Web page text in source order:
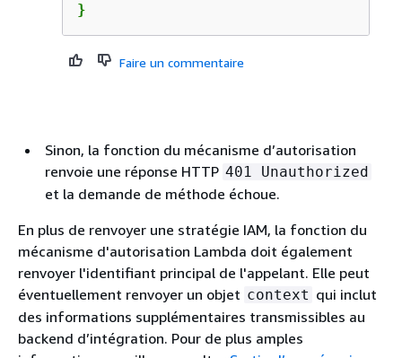
}
Faire un commentaire
Sinon, la fonction du mécanisme d’autorisation
renvoie une réponse HTTP 401 Unauthorized
et la demande de méthode échoue.
En plus de renvoyer une stratégie IAM, la fonction du
mécanisme d'autorisation Lambda doit également
renvoyer l'identifiant principal de l'appelant. Elle peut
éventuellement renvoyer un objet context qui inclut
des informations supplémentaires transmissibles au
backend d’intégration. Pour de plus amples